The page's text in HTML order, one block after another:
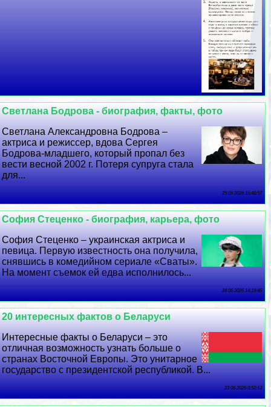
Светлана Бодрова - биография, факты, фото
Светлана Александровна Бодрова –
актриса и режиссер, вдова Сергея
Бодрова-младшего, который пропал без
вести весной 2002 г. Потеря супруга стала
для...
25 06 2026 16:46:57
София Стеценко - биография, карьера, фото
София Стеценко – украинская актриса и
певица. Первую известность она получила,
снявшись в комедийном сериале «Сваты».
На момент съемок ей едва исполнилось...
24 06 2026 14:19:46
20 интересных фактов о Беларуси
Интересные факты о Беларуси – это
отличная возможность узнать больше о
странах Восточной Европы. Это унитарное
государство с президентской республикой. В...
23 06 2026 0:52:13